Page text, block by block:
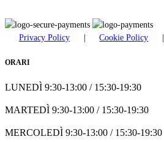
Privacy Policy | Cookie Policy |
ORARI
LUNEDÌ 9:30-13:00 / 15:30-19:30
MARTEDÌ 9:30-13:00 / 15:30-19:30
MERCOLEDÌ 9:30-13:00 / 15:30-19:30